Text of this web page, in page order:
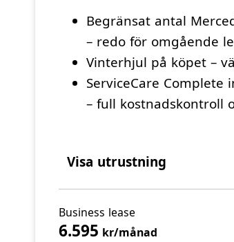
Begränsat antal
– redo för omgående
Vinterhjul på köpet –
ServiceCare Complete
– full kostnadskontroll
Visa utrustning
Business lease
6.595 kr/månad